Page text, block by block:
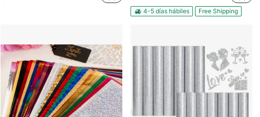
4-5 días hábiles Free Shipping